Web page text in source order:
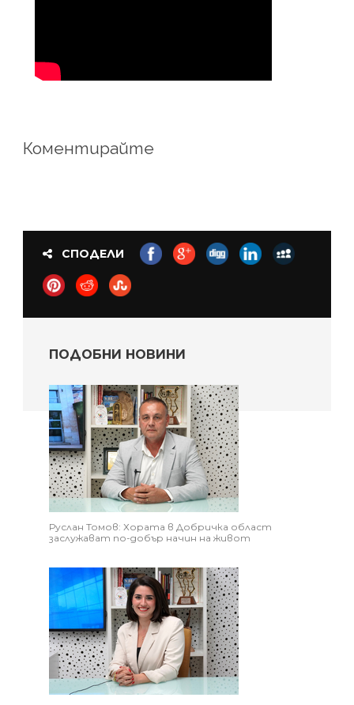
Коментирайте
СПОДЕЛИ
ПОДОБНИ НОВИНИ
Руслан Томов: Хората в Добричка област
заслужават по-добър начин на живот